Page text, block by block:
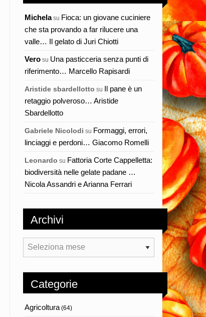
Michelasu Fioca: un giovane cuciniere
che sta provando a far rilucere una
valle… Il gelato di Juri Chiotti
Vero su Una pasticceria senza punti di
riferimento… Marcello Rapisardi
Aristide sbardellotto su Il pane è un
retaggio polveroso… Aristide
Sbardellotto
Gabriele Nicolodi su Formaggi, errori,
linciaggi e perdoni… Giacomo Romelli
Leonardo su Fattoria Corte Cappelletta:
biodiversità nelle gelate padane …
Nicola Assandri e Arianna Ferrari
Archivi
Archivi
Categorie
Agricoltura(64)